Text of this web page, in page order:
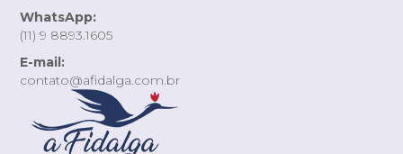
WhatsApp:
(11) 9 8893.1605
E-mail:
contato@afidalga.com.br